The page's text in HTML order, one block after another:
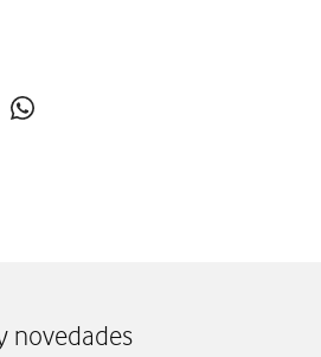
en mail
compartir en linkedin
para compartir en twitter
ventana para compartir en facebook
Abrir ventana para compartir en
novedades